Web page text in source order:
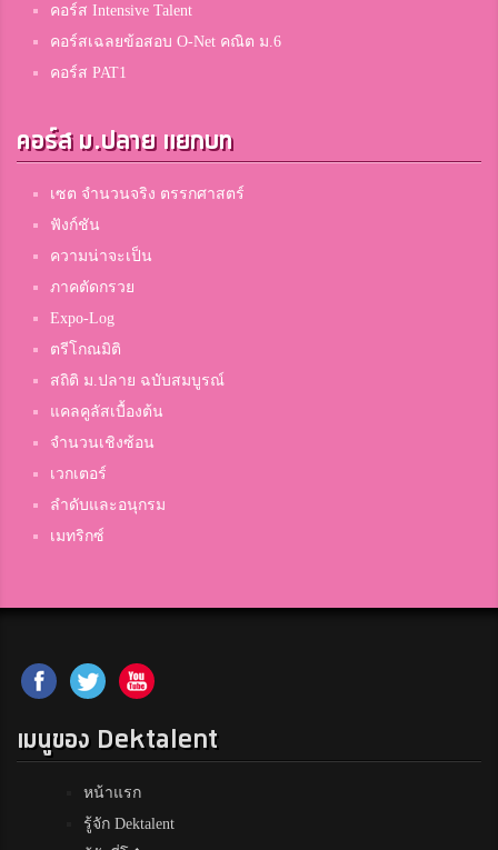
คอร์ส Intensive Talent
คอร์สเฉลยข้อสอบ O-Net คณิต ม.6
คอร์ส PAT1
คอร์ส ม.ปลาย แยกบท
เซต จำนวนจริง ตรรกศาสตร์
ฟังก์ชัน
ความน่าจะเป็น
ภาคตัดกรวย
Expo-Log
ตรีโกณมิติ
สถิติ ม.ปลาย ฉบับสมบูรณ์
แคลคูลัสเบื้องต้น
จำนวนเชิงซ้อน
เวกเตอร์
ลำดับและอนุกรม
เมทริกซ์
เมนูของ Dektalent
หน้าแรก
รู้จัก Dektalent